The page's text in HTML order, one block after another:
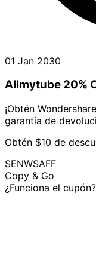
01 Jan 2030
Allmytube 20%
¡Obtén
garantía de
Obtén $10 de
SENWSAFF
Copy & Go
¿Funciona el cupón?